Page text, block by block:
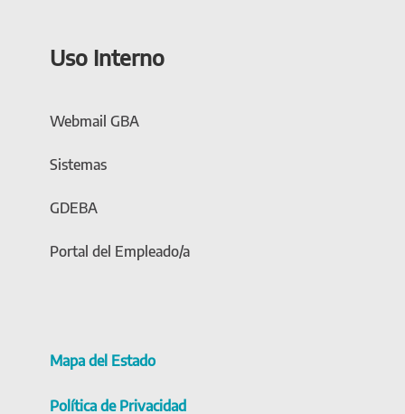
Uso Interno
Webmail GBA
Sistemas
GDEBA
Portal del Empleado/a
Mapa del Estado
Política de Privacidad